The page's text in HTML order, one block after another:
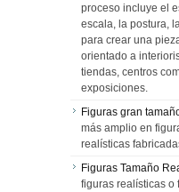
proceso incluye el
escala, la postura,
para crear una
orientado a
tiendas, centros
exposiciones.
Figuras gran
más amplio en
realísticas
Figuras Tamaño
figuras realísticas o